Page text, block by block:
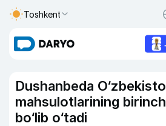
Toshkent
Dushanbeda
mahsulotlarining
bo‘lib o‘tadi